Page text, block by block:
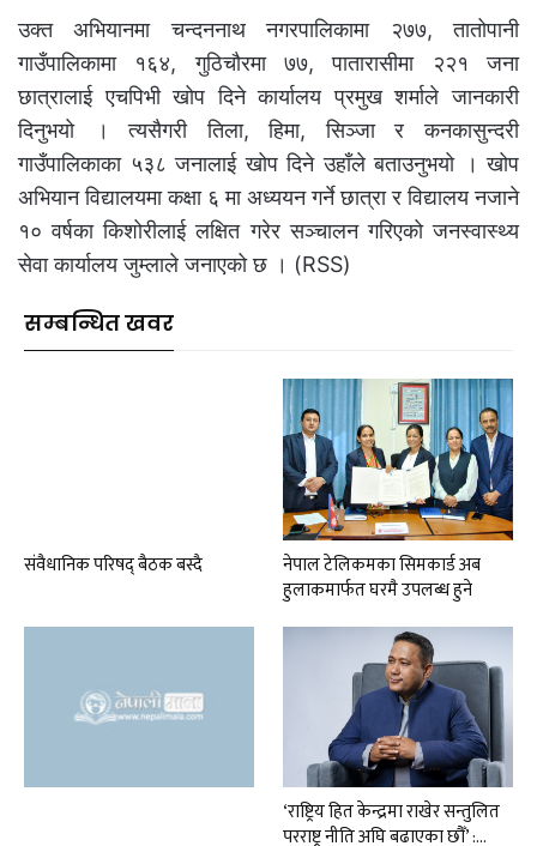
उक्त अभियानमा चन्दननाथ नगरपालिकामा २७७, तातोपानी
गाउँपालिकामा १६४, गुठिचौरमा ७७, पातारासीमा २२१ जना
छात्रालाई एचपिभी खोप दिने कार्यालय प्रमुख शर्माले जानकारी
दिनुभयो । त्यसैगरी तिला, हिमा, सिञ्जा र कनकासुन्दरी
गाउँपालिकाका ५३८ जनालाई खोप दिने उहाँले बताउनुभयो । खोप
अभियान विद्यालयमा कक्षा ६ मा अध्ययन गर्ने छात्रा र विद्यालय नजाने
१० वर्षका किशोरीलाई लक्षित गरेर सञ्चालन गरिएको जनस्वास्थ्य
सेवा कार्यालय जुम्लाले जनाएको छ । (RSS)
सम्बन्धित खवर
संवैधानिक परिषद् बैठक बस्दै
नेपाल टेलिकमका सिमकार्ड अब
हुलाकमार्फत घरमै उपलब्ध हुने
‘राष्ट्रिय हित केन्द्रमा राखेर सन्तुलित
परराष्ट्र नीति अघि बढाएका छौँ’ :…